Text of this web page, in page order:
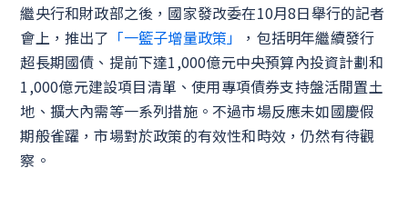
繼央行和財政部之後，國家發改委在10月8日舉行的記者
會上，推出了 「一籃子增量政策」
，包括明年繼續發行
超長期國債、提前下達1,000億元中央預算內投資計劃和
1,000億元建設項目清單、使用專項債券支持盤活閒置土
地、擴大內需等一系列措施。不過市場反應未如國慶假
期般雀躍，市場對於政策的有效性和時效，仍然有待觀
察。